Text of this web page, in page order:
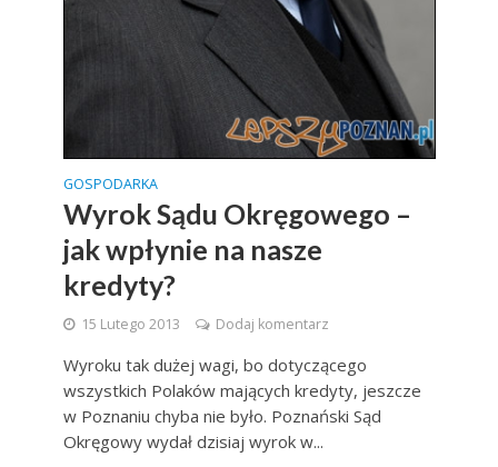
GOSPODARKA
Wyrok Sądu Okręgowego –
jak wpłynie na nasze
kredyty?
15 Lutego 2013 Dodaj komentarz
Wyroku tak dużej wagi, bo dotyczącego
wszystkich Polaków mających kredyty, jeszcze
w Poznaniu chyba nie było. Poznański Sąd
Okręgowy wydał dzisiaj wyrok w...